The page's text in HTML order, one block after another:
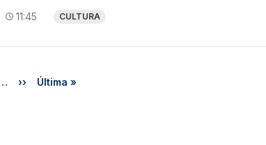
11:45 CULTURA
Próxima página
›› Última página
Última »